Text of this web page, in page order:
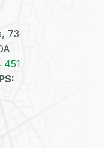
73
451
de
Jantes